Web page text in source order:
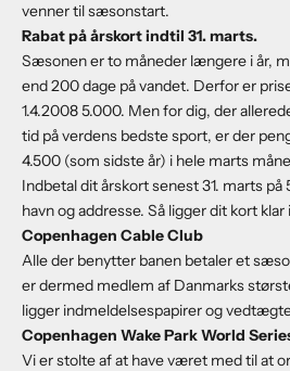
venner til sæsonstart.
Rabat på årskort indtil 31. marts.
Sæsonen er to måneder længere i år,
end 200 dage på vandet. Derfor er
1.4.2008 5.000. Men for dig, der
tid på verdens bedste sport, er der
4.500 (som sidste år) i hele marts
Indbetal dit årskort senest 31. marts
havn og addresse. Så ligger dit kort
Copenhagen Cable Club
Alle der benytter banen betaler et
er dermed medlem af Danmarks
ligger indmeldelsespapirer og
Copenhagen Wake Park World
Vi er stolte af at have været med til at